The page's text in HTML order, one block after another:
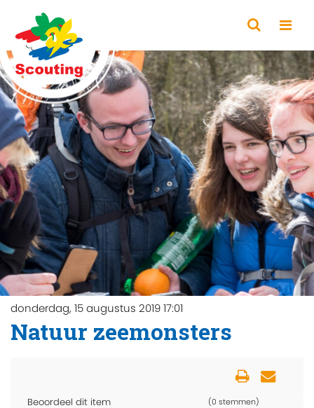
donderdag, 15 augustus 2019 17:01
Natuur zeemonsters
Beoordeel dit item (0 stemmen)